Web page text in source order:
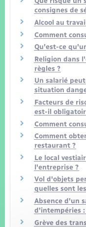
consignes de
Alcool au
Comment
Qu'est-ce
Religion dans
règles ?
Un salarié
situation
Facteurs de
est-il
Comment
Comment
restaurant ?
Le local
l'entreprise ?
Vol d'objets
quelles sont
Absence d'un
d'intempéries :
Grève des